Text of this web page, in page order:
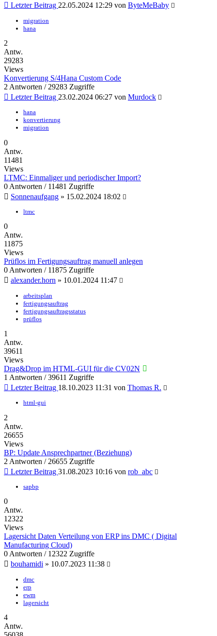
Letzter Beitrag 22.05.2024 12:29 von ByteMeBaby
migration
hana
2
Antw.
29283
Views
Konvertierung S/4Hana Custom Code
2 Antworten / 29283 Zugriffe
Letzter Beitrag 23.02.2024 06:27 von Murdock
hana
konvertierung
migration
0
Antw.
11481
Views
LTMC: Einmaliger und periodischer Import?
0 Antworten / 11481 Zugriffe
Sonnenaufgang » 15.02.2024 18:02
ltmc
0
Antw.
11875
Views
Prüflos im Fertigungsauftrag manuell anlegen
0 Antworten / 11875 Zugriffe
alexander.horn » 10.01.2024 11:47
arbeitsplan
fertigungsauftrag
fertigungsauftragsstatus
prüflos
1
Antw.
39611
Views
Drag&Drop im HTML-GUI für die CV02N
1 Antworten / 39611 Zugriffe
Letzter Beitrag 18.10.2023 11:31 von Thomas R.
html-gui
2
Antw.
26655
Views
BP: Update Ansprechpartner (Beziehung)
2 Antworten / 26655 Zugriffe
Letzter Beitrag 31.08.2023 10:16 von rob_abc
sapbp
0
Antw.
12322
Views
Lagersicht Daten Verteilung von ERP ins DMC ( Digital
Manufacturing Cloud)
0 Antworten / 12322 Zugriffe
bouhamidi » 10.07.2023 11:38
dmc
erp
ewm
lagersicht
4
Antw.